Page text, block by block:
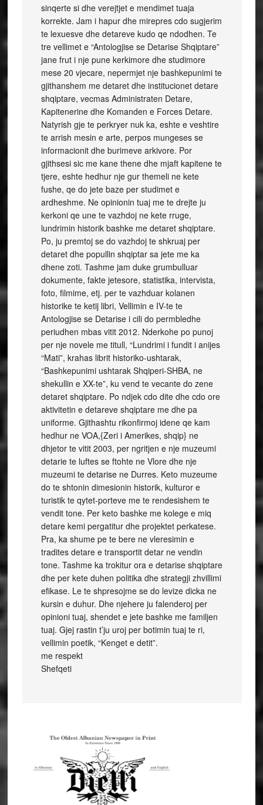
sinqerte si dhe verejtjet e mendimet tuaja
korrekte. Jam i hapur dhe mirepres cdo sugjerim
te lexuesve dhe detareve kudo qe ndodhen. Te
tre vellimet e “Antologjise se Detarise Shqiptare”
jane frut i nje pune kerkimore dhe studimore
mese 20 vjecare, nepermjet nje bashkepunimi te
gjithanshem me detaret dhe institucionet detare
shqiptare, vecmas Administraten Detare,
Kapitenerine dhe Komanden e Forces Detare.
Natyrish gje te perkryer nuk ka, eshte e veshtire
te arrish mesin e arte, perpos mungeses se
informacionit dhe burimeve arkivore. Por
gjithsesi sic me kane thene dhe mjaft kapitene te
tjere, eshte hedhur nje gur themeli ne kete
fushe, qe do jete baze per studimet e
ardheshme. Ne opinionin tuaj me te drejte ju
kerkoni qe une te vazhdoj ne kete rruge,
lundrimin historik bashke me detaret shqiptare.
Po, ju premtoj se do vazhdoj te shkruaj per
detaret dhe popullin shqiptar sa jete me ka
dhene zoti. Tashme jam duke grumbulluar
dokumente, fakte jetesore, statistika, intervista,
foto, filmime, etj. per te vazhduar kolanen
historike te ketij libri, Vellimin e IV-te te
Antologjise se Detarise i cili do permbledhe
periudhen mbas vitit 2012. Nderkohe po punoj
per nje novele me titull, “Lundrimi i fundit i anijes
“Mati”, krahas librit historiko-ushtarak,
“Bashkepunimi ushtarak Shqiperi-SHBA, ne
shekullin e XX-te”, ku vend te vecante do zene
detaret shqiptare. Po ndjek cdo dite dhe cdo ore
aktivitetin e detareve shqiptare me dhe pa
uniforme. Gjithashtu rikonfirmoj idene qe kam
hedhur ne VOA,{Zeri i Amerikes, shqip} ne
dhjetor te vitit 2003, per ngritjen e nje muzeumi
detarie te luftes se ftohte ne Vlore dhe nje
muzeumi te detarise ne Durres. Keto muzeume
do te shtonin dimesionin historik, kulturor e
turistik te qytet-porteve me te rendesishem te
vendit tone. Per keto bashke me kolege e miq
detare kemi pergatitur dhe projektet perkatese.
Pra, ka shume pe te bere ne vleresimin e
tradites detare e transportit detar ne vendin
tone. Tashme ka trokitur ora e detarise shqiptare
dhe per kete duhen politika dhe strategji zhvillimi
efikase. Le te shpresojme se do levize dicka ne
kursin e duhur. Dhe njehere ju falenderoj per
opinioni tuaj, shendet e jete bashke me familjen
tuaj. Gjej rastin t’ju uroj per botimin tuaj te ri,
vellimin poetik, “Kenget e detit”.
me respekt
Shefqeti